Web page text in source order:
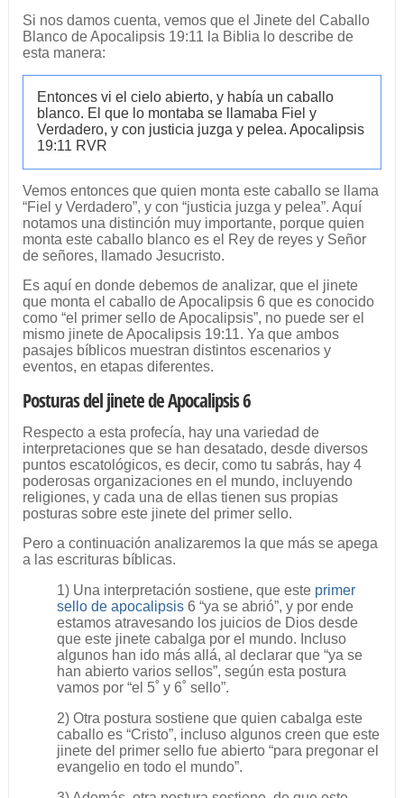
Si nos damos cuenta, vemos que el Jinete del Caballo
Blanco de Apocalipsis 19:11 la Biblia lo describe de
esta manera:
Entonces vi el cielo abierto, y había un caballo
blanco. El que lo montaba se llamaba Fiel y
Verdadero, y con justicia juzga y pelea. Apocalipsis
19:11 RVR
Vemos entonces que quien monta este caballo se llama
“Fiel y Verdadero”, y con “justicia juzga y pelea”. Aquí
notamos una distinción muy importante, porque quien
monta este caballo blanco es el Rey de reyes y Señor
de señores, llamado Jesucristo.
Es aquí en donde debemos de analizar, que el jinete
que monta el caballo de Apocalipsis 6 que es conocido
como “el primer sello de Apocalipsis”, no puede ser el
mismo jinete de Apocalipsis 19:11. Ya que ambos
pasajes bíblicos muestran distintos escenarios y
eventos, en etapas diferentes.
Posturas del jinete de Apocalipsis 6
Respecto a esta profecía, hay una variedad de
interpretaciones que se han desatado, desde diversos
puntos escatológicos, es decir, como tu sabrás, hay 4
poderosas organizaciones en el mundo, incluyendo
religiones, y cada una de ellas tienen sus propias
posturas sobre este jinete del primer sello.
Pero a continuación analizaremos la que más se apega
a las escrituras bíblicas.
1) Una interpretación sostiene, que este primer
sello de apocalipsis6 “ya se abrió”, y por ende
estamos atravesando los juicios de Dios desde
que este jinete cabalga por el mundo. Incluso
algunos han ido más allá, al declarar que “ya se
han abierto varios sellos”, según esta postura
vamos por “el 5˚ y 6˚ sello”.
2) Otra postura sostiene que quien cabalga este
caballo es “Cristo”, incluso algunos creen que este
jinete del primer sello fue abierto “para pregonar el
evangelio en todo el mundo”.